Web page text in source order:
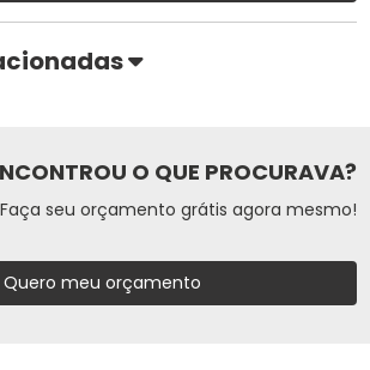
O QUE PROCURAVA?
Faça seu orçamento grátis agora mesmo!
Quero meu orçamento